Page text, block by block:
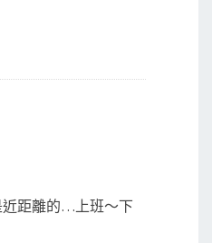
近距離的…上班～下